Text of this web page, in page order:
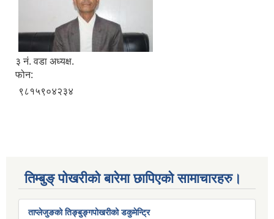
३ नं. वडा अध्यक्ष.
फोन:
९८१५९०४२३४
तिम्बुङ् पोखरीको बारेमा छापिएको सामाचारहरु।
ताप्लेजुङको तिङ्बुङ्गपोखरीको डकुमेन्ट्रि